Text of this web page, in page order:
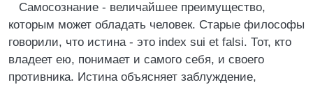
Самосознание - величайшее преимущество,
которым может обладать человек. Старые философы
говорили, что истина - это index sui et falsi. Тот, кто
владеет ею, понимает и самого себя, и своего
противника. Истина объясняет заблуждение,